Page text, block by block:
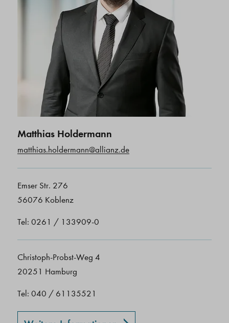
Matthias Holdermann
matthias.holdermann@allianz.de
Emser Str. 276
56076 Koblenz
Tel: 0261 / 133909-0
Christoph-Probst-Weg 4
20251 Hamburg
Tel: 040 / 61135521